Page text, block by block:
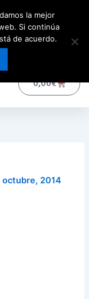
0,00€Carrito
octubre, 2014
la mejor
Si continúa
de acuerdo.